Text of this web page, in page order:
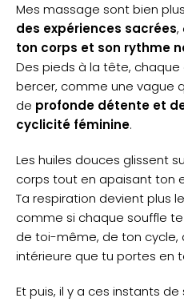
Mes massage sont bien
des expériences sacrées,
ton corps et son rythme
Des pieds à la tête,
bercer, comme une vague
de profonde détente et
cyclicité féminine.
Les huiles douces glissent
corps tout en apaisant ton
Ta respiration devient plus
comme si chaque souffle
de toi-même, de ton
intérieure que tu portes en
Et puis, il y a ces instants